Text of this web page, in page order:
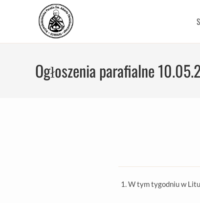
Ogłoszenia parafialne
W tym tygodniu w